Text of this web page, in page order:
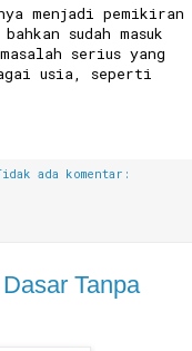
menjadi pemikiran
sudah masuk
serius yang
usia, seperti
ada komentar:
Tanpa